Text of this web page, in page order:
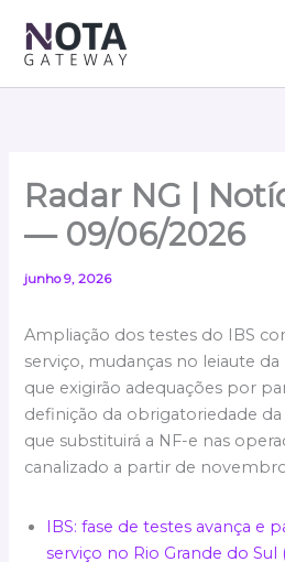
para
conteúdo
Radar NG |
— 09/06/2026
junho 9, 2026
Ampliação dos testes do IBS
serviço, mudanças no leiaute
que exigirão adequações por
definição da obrigatoriedade da
que substituirá a NF-e nas
canalizado a partir de
IBS: fase de testes avança e
serviço no Rio Grande do Sul